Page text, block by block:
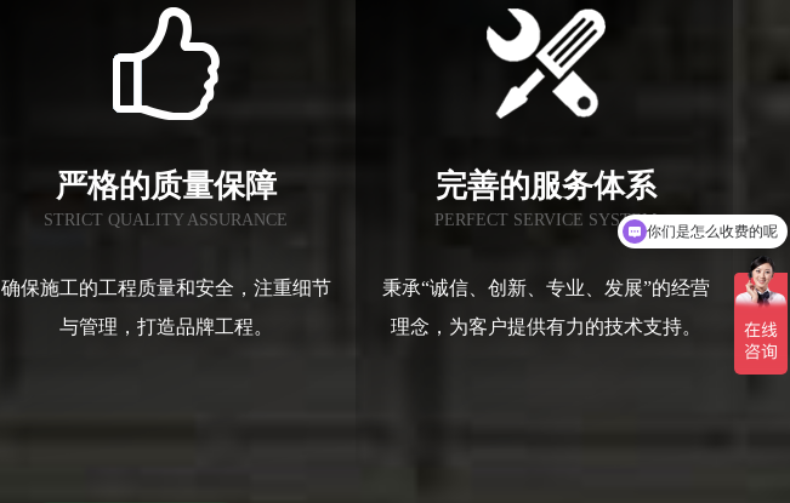
严格的质量保障
STRICT QUALITY ASSURANCE
确保施工的工程质量和安全，注重细节
与管理，打造品牌工程。
完善的服务体系
PERFECT SERVICE SYSTEM
秉承“诚信、创新、专业、发展”的经营
理念，为客户提供有力的技术支持。
现在有优惠活动吗